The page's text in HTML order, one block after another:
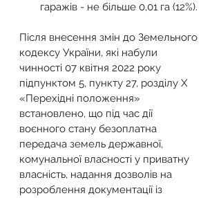
гаражів - не більше 0,01 га (12%).
Після внесення змін до Земельного
кодексу України, які набули
чинності 07 квітня 2022 року
підпунктом 5, пункту 27, розділу Х
«Перехідні положення»
встановлено, що під час дії
воєнного стану безоплатна
передача земель державної,
комунальної власності у приватну
власність, надання дозволів на
розроблення документації із